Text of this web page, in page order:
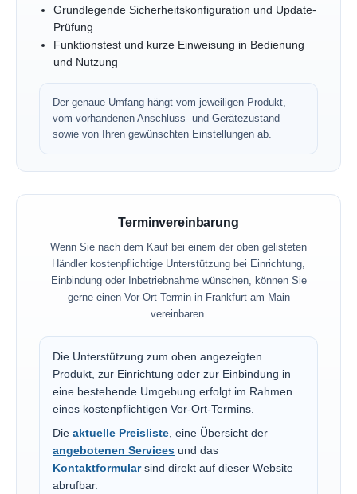
Grundlegende Sicherheitskonfiguration und Update-
Prüfung
Funktionstest und kurze Einweisung in Bedienung
und Nutzung
Der genaue Umfang hängt vom jeweiligen Produkt,
vom vorhandenen Anschluss- und Gerätezustand
sowie von Ihren gewünschten Einstellungen ab.
Terminvereinbarung
Wenn Sie nach dem Kauf bei einem der oben gelisteten
Händler kostenpflichtige Unterstützung bei Einrichtung,
Einbindung oder Inbetriebnahme wünschen, können Sie
gerne einen Vor-Ort-Termin in Frankfurt am Main
vereinbaren.
Die Unterstützung zum oben angezeigten
Produkt, zur Einrichtung oder zur Einbindung in
eine bestehende Umgebung erfolgt im Rahmen
eines kostenpflichtigen Vor-Ort-Termins.
Die aktuelle Preisliste, eine Übersicht der
angebotenen Services und das
Kontaktformularsind direkt auf dieser Website
abrufbar.